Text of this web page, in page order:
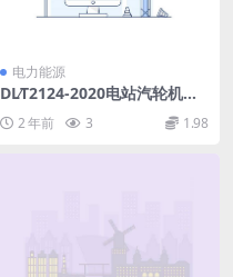
电力能源
DL∕T2124-2020电站汽轮机旁
路阀选型导则(3.14MB)pdf
2 年前 3 1.98